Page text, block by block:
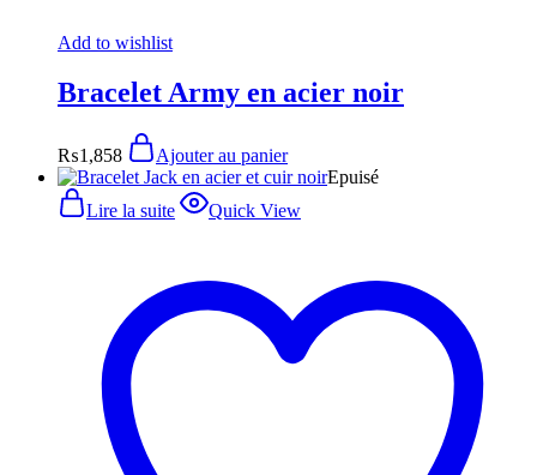
Add to wishlist
Bracelet Army en acier noir
₨1,858
Ajouter au panier
Epuisé
Lire la suite
Quick View